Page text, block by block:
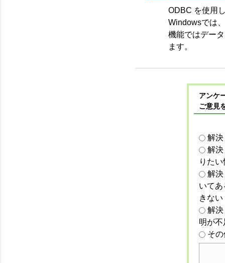
ODBC を使用
Windowsでは
機能ではデー
ます。
アンケ
ご意見
解
解
りた
解
いて
きない
解
明が
そ